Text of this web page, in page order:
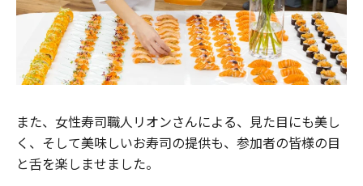
また、女性寿司職人リオンさんによる、見た目にも美し
く、そして美味しいお寿司の提供も、参加者の皆様の目
と舌を楽しませました。